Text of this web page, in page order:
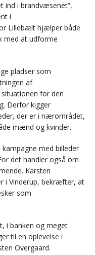
ind i brandvæsenet”,
i
Lillebælt hjælper både
med at udforme
pladser som
af
for den
Derfor kigger
der er i nærområdet,
mænd og kvinder.
kampagne med billeder
det handler også om
Karsten
i Vinderup, bekræfter, at
som
i banken og meget
til en oplevelse i
Overgaard.